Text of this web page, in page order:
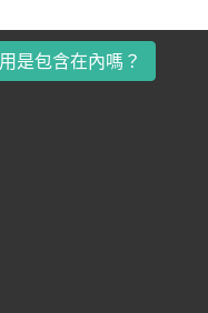
是包含在內嗎？